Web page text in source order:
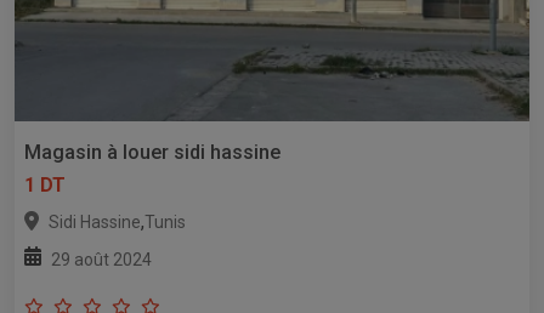
Magasin à louer sidi hassine
1 DT
Sidi Hassine,Tunis
29 août 2024